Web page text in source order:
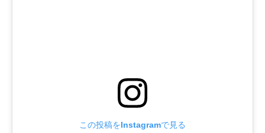
この投稿をInstagramで見る